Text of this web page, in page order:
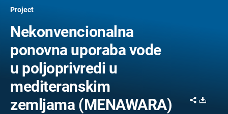
Project
Nekonvencionalna
ponovna uporaba vode
u poljoprivredi u
mediteranskim
zemljama (MENAWARA)
Share